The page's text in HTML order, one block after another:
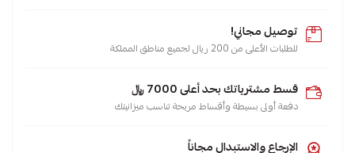
توصيل مجاني!
للطلبات الأعلى من 200 ريال لجميع مناطق المملكة
قسط مشترياتك بحد أعلى 7000 ﷼
دفعة أولى بسيطة وأقساط مريحة تناسب ميزانيتك
الإرجاع والاستبدال مجاناً